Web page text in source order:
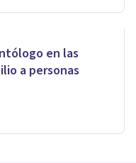
en las
a personas